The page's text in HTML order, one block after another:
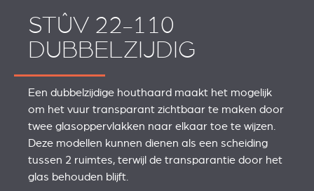
STÛV 22-110
DUBBELZIJDIG
Een dubbelzijdige houthaard maakt het mogelijk
om het vuur transparant zichtbaar te maken door
twee glasoppervlakken naar elkaar toe te wijzen.
Deze modellen kunnen dienen als een scheiding
tussen 2 ruimtes, terwijl de transparantie door het
glas behouden blijft.